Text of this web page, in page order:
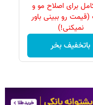
برای اصلاح مو و
رو ببینی باور
نمیکنی!)
باتخفیف بخر